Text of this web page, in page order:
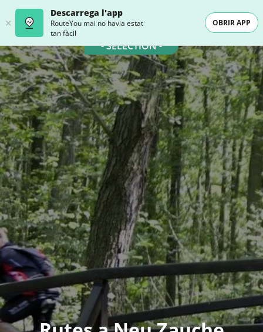
Descarrega l'app
RouteYou mai no havia estat
tan fàcil
OBRIR APP
- SELECTION -